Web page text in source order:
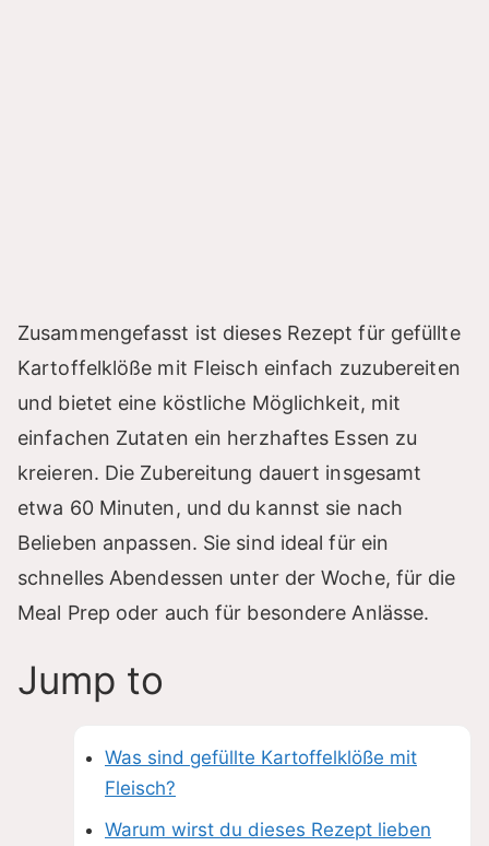
Zusammengefasst ist dieses Rezept für gefüllte
Kartoffelklöße mit Fleisch einfach zuzubereiten
und bietet eine köstliche Möglichkeit, mit
einfachen Zutaten ein herzhaftes Essen zu
kreieren. Die Zubereitung dauert insgesamt
etwa 60 Minuten, und du kannst sie nach
Belieben anpassen. Sie sind ideal für ein
schnelles Abendessen unter der Woche, für die
Meal Prep oder auch für besondere Anlässe.
Jump to
Was sind gefüllte Kartoffelklöße mit
Fleisch?
Warum wirst du dieses Rezept lieben